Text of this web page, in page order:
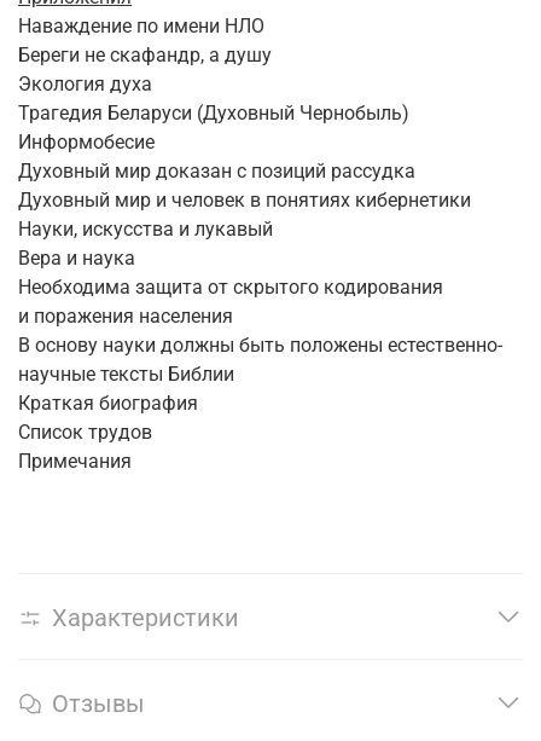
Наваждение по имени НЛО
Береги не скафандр, а душу
Экология духа
Трагедия Беларуси (Духовный Чернобыль)
Информобесие
Духовный мир доказан с позиций рассудка
Духовный мир и человек в понятиях кибернетики
Науки, искусства и лукавый
Вера и наука
Необходима защита от скрытого кодирования
и поражения населения
В основу науки должны быть положены естественно-
научные тексты Библии
Краткая биография
Список трудов
Примечания
Характеристики
Отзывы